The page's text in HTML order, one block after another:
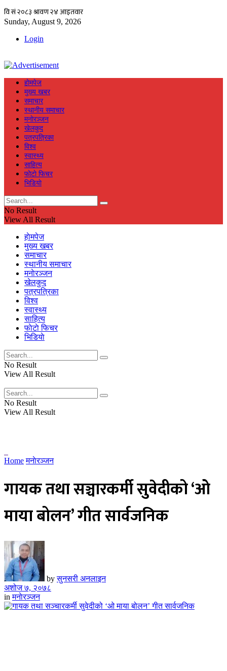
Sunday, August 9, 2026
Login
हाेमपेज
मुख्य खबर
समाचार
स्थानीय समाचार
मनाेरञ्जन
खेलकुद
पत्रपत्रिका
विश्व
स्वास्थ्य
साहित्य
फाेटाे फिचर
भिडियाे
No Result
View All Result
हाेमपेज
मुख्य खबर
समाचार
स्थानीय समाचार
मनाेरञ्जन
खेलकुद
पत्रपत्रिका
विश्व
स्वास्थ्य
साहित्य
फाेटाे फिचर
भिडियाे
No Result
View All Result
No Result
View All Result
Home मनाेरञ्जन
गायक तथा सञ्चारकर्मी सुवेदीको ‘ओ
माया बोलन’ गीत सार्वजनिक
by सुनसरी अनलाइन
अशोज ७, २०७८
in मनाेरञ्जन